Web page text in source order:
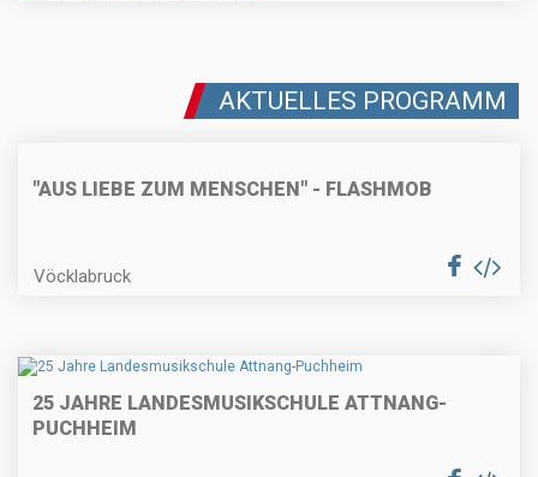
AKTUELLES PROGRAMM
"AUS LIEBE ZUM MENSCHEN" - FLASHMOB
Vöcklabruck
25 JAHRE LANDESMUSIKSCHULE ATTNANG-
PUCHHEIM